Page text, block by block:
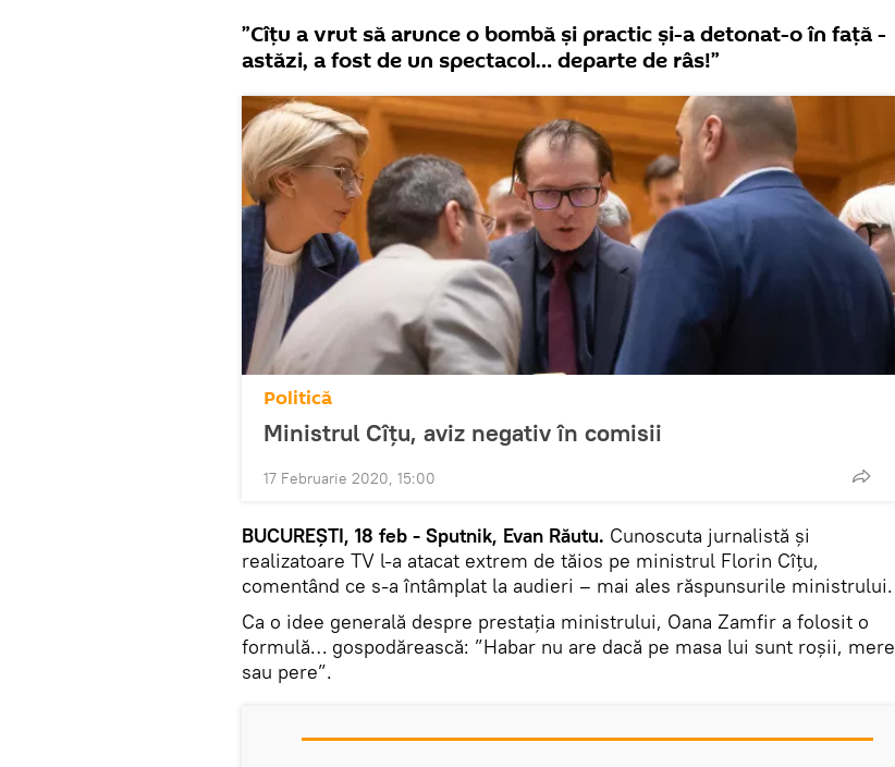
”Cîțu a vrut să arunce o bombă și practic și-a detonat-o în față -
astăzi, a fost de un spectacol… departe de râs!”
Politică
Ministrul Cîțu, aviz negativ în comisii
17 Februarie 2020, 15:00
BUCUREȘTI, 18 feb - Sputnik, Evan Răutu. Cunoscuta jurnalistă și
realizatoare TV l-a atacat extrem de tăios pe ministrul Florin Cîțu,
comentând ce s-a întâmplat la audieri – mai ales răspunsurile ministrului.
Ca o idee generală despre prestația ministrului, Oana Zamfir a folosit o
formulă… gospodărească: ”Habar nu are dacă pe masa lui sunt roșii, mere
sau pere”.